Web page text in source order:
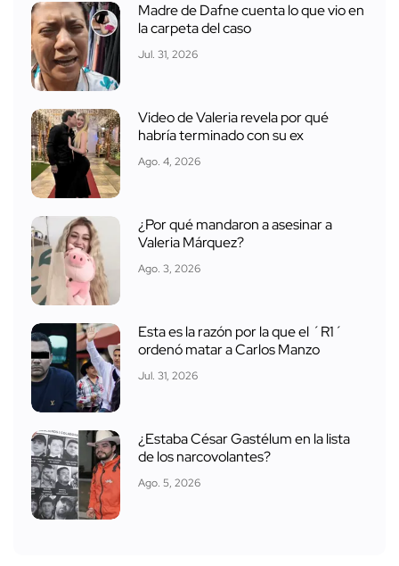
Madre de Dafne cuenta lo que vio en
la carpeta del caso
Jul. 31, 2026
Video de Valeria revela por qué
habría terminado con su ex
Ago. 4, 2026
¿Por qué mandaron a asesinar a
Valeria Márquez?
Ago. 3, 2026
Esta es la razón por la que el ´R1´
ordenó matar a Carlos Manzo
Jul. 31, 2026
¿Estaba César Gastélum en la lista
de los narcovolantes?
Ago. 5, 2026